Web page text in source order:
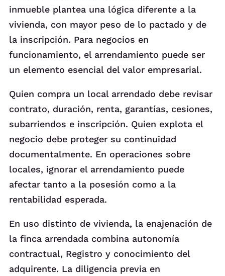
inmueble plantea una lógica diferente a la
vivienda, con mayor peso de lo pactado y de
la inscripción. Para negocios en
funcionamiento, el arrendamiento puede ser
un elemento esencial del valor empresarial.
Quien compra un local arrendado debe revisar
contrato, duración, renta, garantías, cesiones,
subarriendos e inscripción. Quien explota el
negocio debe proteger su continuidad
documentalmente. En operaciones sobre
locales, ignorar el arrendamiento puede
afectar tanto a la posesión como a la
rentabilidad esperada.
En uso distinto de vivienda, la enajenación de
la finca arrendada combina autonomía
contractual, Registro y conocimiento del
adquirente. La diligencia previa en